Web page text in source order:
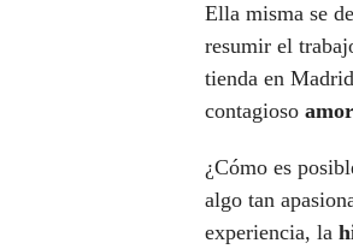
Ella misma se
resumir el
tienda en
contagioso
¿Cómo es
algo tan
experiencia, la